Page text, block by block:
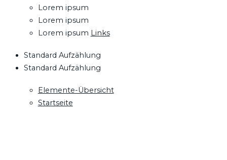
Lorem ipsum
Lorem ipsum
Lorem ipsum Links
Standard Aufzählung
Standard Aufzählung
Elemente-Übersicht
Startseite